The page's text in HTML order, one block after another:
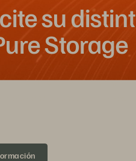
su
Storage
de Pure Storage son una